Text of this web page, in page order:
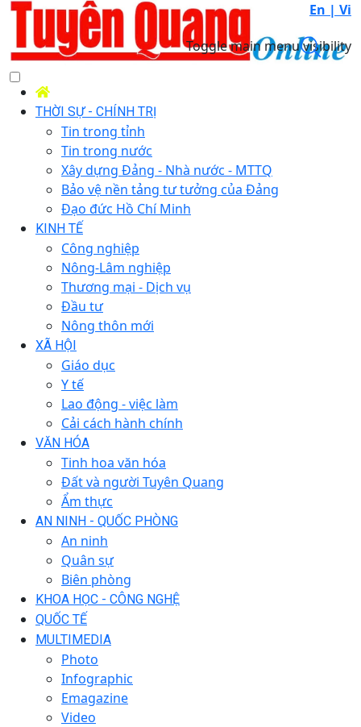
En | Vi
Toggle main menu visibility
THỜI SỰ - CHÍNH TRỊ
Tin trong tỉnh
Tin trong nước
Xây dựng Đảng - Nhà nước - MTTQ
Bảo vệ nền tảng tư tưởng của Đảng
Đạo đức Hồ Chí Minh
KINH TẾ
Công nghiệp
Nông-Lâm nghiệp
Thương mại - Dịch vụ
Đầu tư
Nông thôn mới
XÃ HỘI
Giáo dục
Y tế
Lao động - việc làm
Cải cách hành chính
VĂN HÓA
Tinh hoa văn hóa
Đất và người Tuyên Quang
Ẩm thực
AN NINH - QUỐC PHÒNG
An ninh
Quân sự
Biên phòng
KHOA HỌC - CÔNG NGHỆ
QUỐC TẾ
MULTIMEDIA
Photo
Infographic
Emagazine
Video